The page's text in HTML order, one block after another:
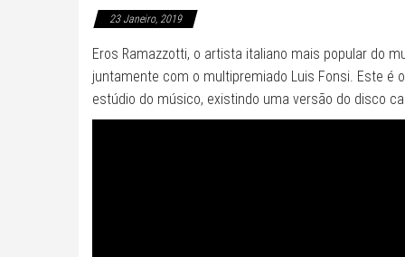
23 Janeiro, 2019
Eros Ramazzotti, o artista italiano mais popular do
juntamente com o multipremiado Luis Fonsi. Este é
estúdio do músico, existindo uma versão do disco